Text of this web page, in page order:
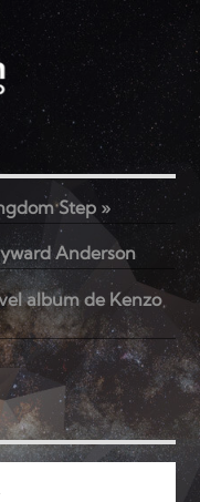
Step »
Anderson
album de Kenzo